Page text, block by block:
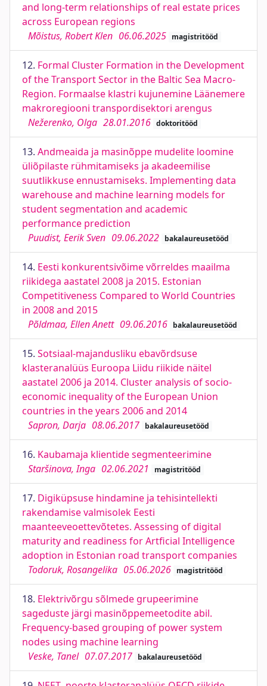
and long-term relationships of real estate prices
across European regions
Mõistus, Robert Klen 06.06.2025 magistritööd
12. Formal Cluster Formation in the Development
of the Transport Sector in the Baltic Sea Macro-
Region. Formaalse klastri kujunemine Läänemere
makroregiooni transpordisektori arengus
Nežerenko, Olga 28.01.2016 doktoritööd
13. Andmeaida ja masinõppe mudelite loomine
üliõpilaste rühmitamiseks ja akadeemilise
suutlikkuse ennustamiseks. Implementing data
warehouse and machine learning models for
student segmentation and academic
performance prediction
Puudist, Eerik Sven 09.06.2022 bakalaureusetööd
14. Eesti konkurentsivõime võrreldes maailma
riikidega aastatel 2008 ja 2015. Estonian
Competitiveness Compared to World Countries
in 2008 and 2015
Põldmaa, Ellen Anett 09.06.2016 bakalaureusetööd
15. Sotsiaal-majandusliku ebavõrdsuse
klasteranalüüs Euroopa Liidu riikide näitel
aastatel 2006 ja 2014. Cluster analysis of socio-
economic inequality of the European Union
countries in the years 2006 and 2014
Sapron, Darja 08.06.2017 bakalaureusetööd
16. Kaubamaja klientide segmenteerimine
Staršinova, Inga 02.06.2021 magistritööd
17. Digiküpsuse hindamine ja tehisintellekti
rakendamise valmisolek Eesti
maanteeveoettevõtetes. Assessing of digital
maturity and readiness for Artficial Intelligence
adoption in Estonian road transport companies
Todoruk, Rosangelika 05.06.2026 magistritööd
18. Elektrivõrgu sõlmede grupeerimine
sageduste järgi masinõppemeetodite abil.
Frequency-based grouping of power system
nodes using machine learning
Veske, Tanel 07.07.2017 bakalaureusetööd